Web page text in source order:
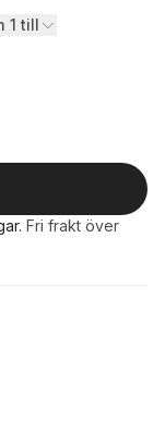
1 till
. Fri frakt över